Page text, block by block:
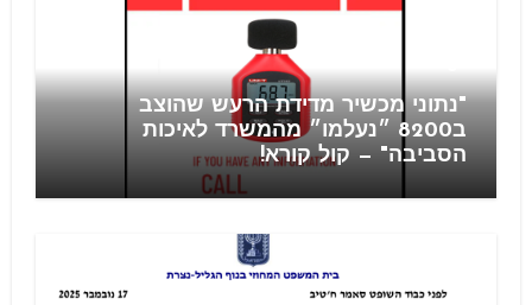
"נתוני מכשיר מדידת הרעש שהוצב
ב8200 ״נעלמו״ מהמשרד לאיכות
הסביבה" — קול קורא!